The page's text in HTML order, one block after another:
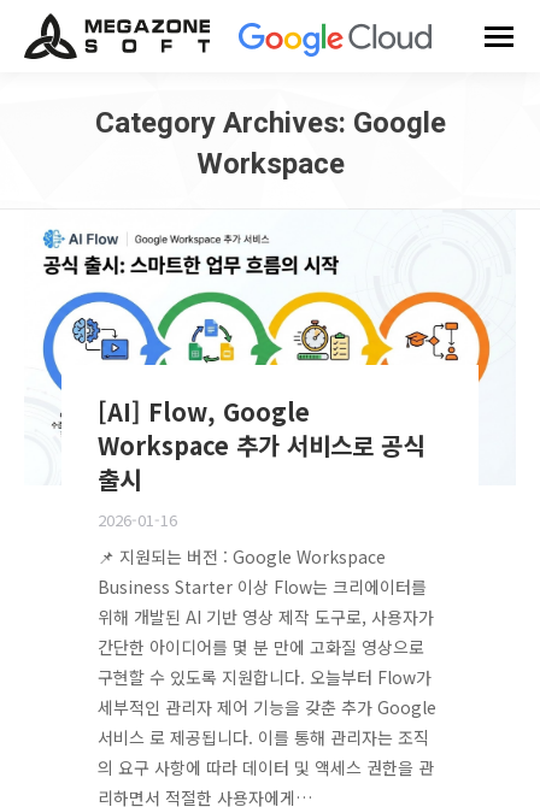
Category Archives: Google
Workspace
[AI] Flow, Google
Workspace 추가 서비스로 공식
출시
2026-01-16
📌 지원되는 버전 : Google Workspace
Business Starter 이상 Flow는 크리에이터를
위해 개발된 AI 기반 영상 제작 도구로, 사용자가
간단한 아이디어를 몇 분 만에 고화질 영상으로
구현할 수 있도록 지원합니다. 오늘부터 Flow가
세부적인 관리자 제어 기능을 갖춘 추가 Google
서비스 로 제공됩니다. 이를 통해 관리자는 조직
의 요구 사항에 따라 데이터 및 액세스 권한을 관
리하면서 적절한 사용자에게…